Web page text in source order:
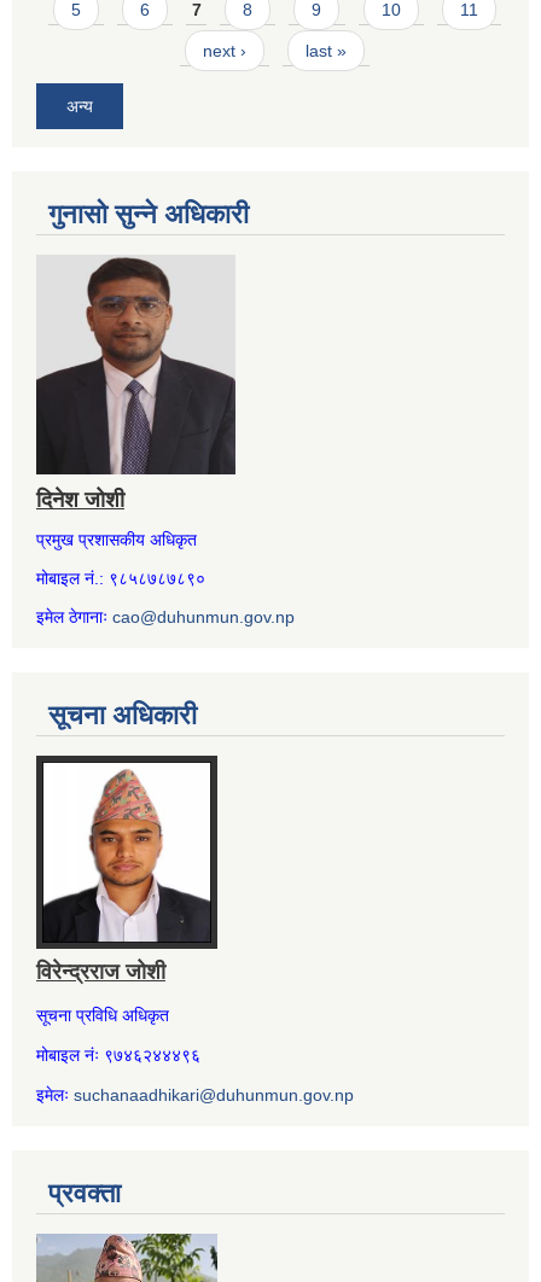
5 6 7 8 9 10 11
next › last »
अन्य
गुनासो सुन्ने अधिकारी
दिनेश जोशी
प्रमुख प्रशासकीय अधिकृत
मोबाइल नं.: ९८५८७८७८९०
इमेल ठेगानाः cao@duhunmun.gov.np
सूचना अधिकारी
विरेन्द्रराज जोशी
सूचना प्रविधि अधिकृत
मोबाइल नंः ९७४६२४४४९६
इमेलः suchanaadhikari@duhunmun.gov.np
प्रवक्ता